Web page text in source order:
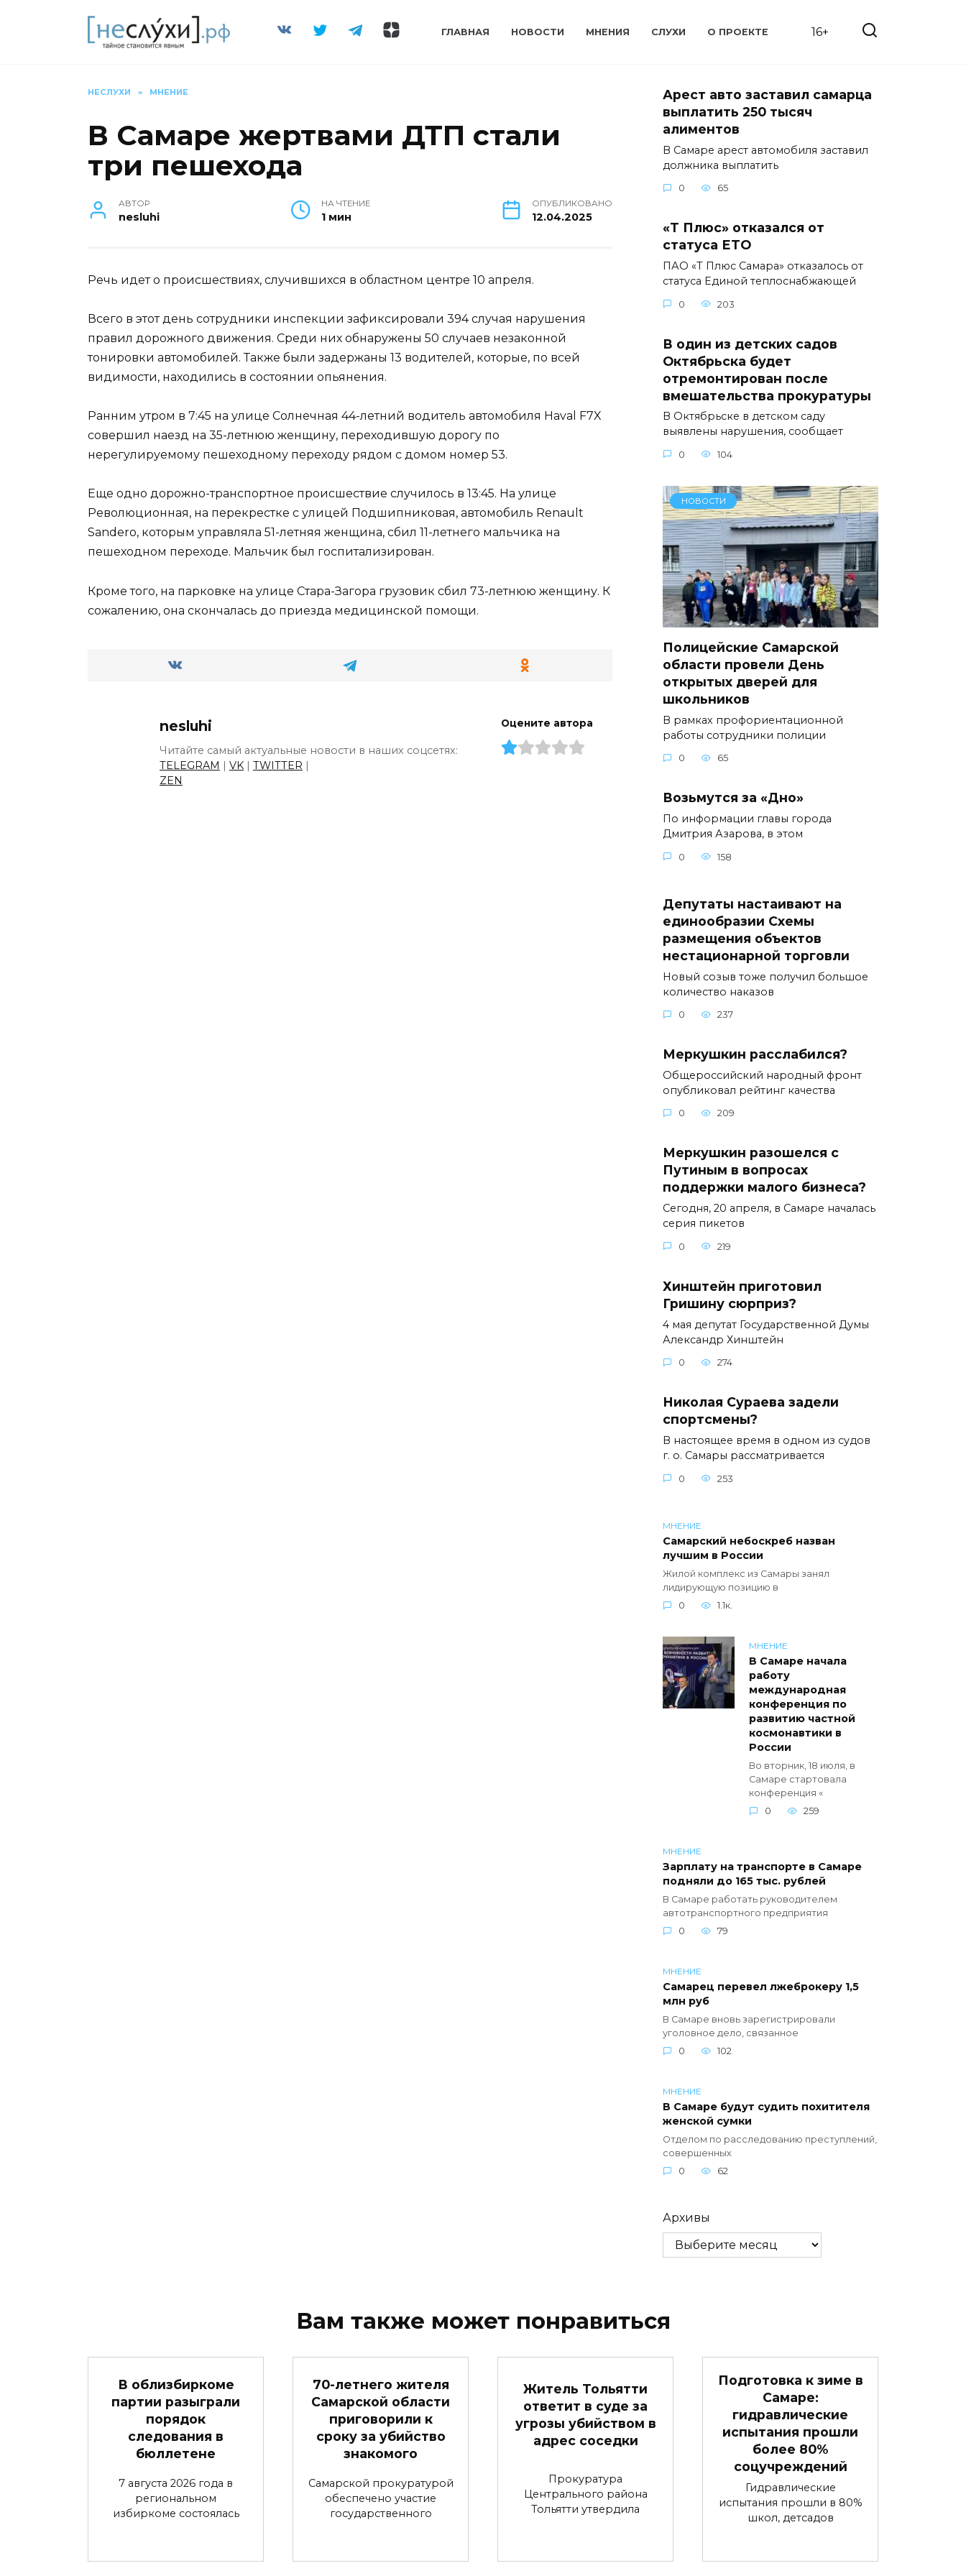
ГЛАВНАЯ НОВОСТИ МНЕНИЯ СЛУХИ О ПРОЕКТЕ 16+
НЕСЛУХИ » МНЕНИЕ
В Самаре жертвами ДТП стали
три пешехода
АВТОР
nesluhi
НА ЧТЕНИЕ
1 мин
ОПУБЛИКОВАНО
12.04.2025
Речь идет о происшествиях, случившихся в областном центре 10 апреля.
Всего в этот день сотрудники инспекции зафиксировали 394 случая нарушения
правил дорожного движения. Среди них обнаружены 50 случаев незаконной
тонировки автомобилей. Также были задержаны 13 водителей, которые, по всей
видимости, находились в состоянии опьянения.
Ранним утром в 7:45 на улице Солнечная 44-летний водитель автомобиля Haval F7X
совершил наезд на 35-летнюю женщину, переходившую дорогу по
нерегулируемому пешеходному переходу рядом с домом номер 53.
Еще одно дорожно-транспортное происшествие случилось в 13:45. На улице
Революционная, на перекрестке с улицей Подшипниковая, автомобиль Renault
Sandero, которым управляла 51-летняя женщина, сбил 11-летнего мальчика на
пешеходном переходе. Мальчик был госпитализирован.
Кроме того, на парковке на улице Стара-Загора грузовик сбил 73-летнюю женщину. К
сожалению, она скончалась до приезда медицинской помощи.
nesluhi
Читайте самый актуальные новости в наших соцсетях:
TELEGRAM | VK | TWITTER |
ZEN
Оцените автора
Арест авто заставил самарца
выплатить 250 тысяч
алиментов
В Самаре арест автомобиля заставил
должника выплатить
0 65
«Т Плюс» отказался от
статуса ЕТО
ПАО «Т Плюс Самара» отказалось от
статуса Единой теплоснабжающей
0 203
В один из детских садов
Октябрьска будет
отремонтирован после
вмешательства прокуратуры
В Октябрьске в детском саду
выявлены нарушения, сообщает
0 104
НОВОСТИ
Полицейские Самарской
области провели День
открытых дверей для
школьников
В рамках профориентационной
работы сотрудники полиции
0 65
Возьмутся за «Дно»
По информации главы города
Дмитрия Азарова, в этом
0 158
Депутаты настаивают на
единообразии Схемы
размещения объектов
нестационарной торговли
Новый созыв тоже получил большое
количество наказов
0 237
Меркушкин расслабился?
Общероссийский народный фронт
опубликовал рейтинг качества
0 209
Меркушкин разошелся с
Путиным в вопросах
поддержки малого бизнеса?
Сегодня, 20 апреля, в Самаре началась
серия пикетов
0 219
Хинштейн приготовил
Гришину сюрприз?
4 мая депутат Государственной Думы
Александр Хинштейн
0 274
Николая Сураева задели
спортсмены?
В настоящее время в одном из судов
г. о. Самары рассматривается
0 253
МНЕНИЕ
Самарский небоскреб назван
лучшим в России
Жилой комплекс из Самары занял
лидирующую позицию в
0
1.1к.
МНЕНИЕ
В Самаре начала
работу
международная
конференция по
развитию частной
космонавтики в
России
Во вторник, 18 июля, в
Самаре стартовала
конференция «
0
259
МНЕНИЕ
Зарплату на транспорте в Самаре
подняли до 165 тыс. рублей
В Самаре работать руководителем
автотранспортного предприятия
0
79
МНЕНИЕ
Самарец перевел лжеброкеру 1,5
млн руб
В Самаре вновь зарегистрировали
уголовное дело, связанное
0
102
МНЕНИЕ
В Самаре будут судить похитителя
женской сумки
Отделом по расследованию преступлений,
совершенных
0
62
Архивы
Вам также может понравиться
В облизбиркоме
партии разыграли
порядок
следования в
бюллетене
7 августа 2026 года в
региональном
избиркоме состоялась
70-летнего жителя
Самарской области
приговорили к
сроку за убийство
знакомого
Самарской прокуратурой
обеспечено участие
государственного
Житель Тольятти
ответит в суде за
угрозы убийством в
адрес соседки
Прокуратура
Центрального района
Тольятти утвердила
Подготовка к зиме в
Самаре:
гидравлические
испытания прошли
более 80%
соцучреждений
Гидравлические
испытания прошли в 80%
школ, детсадов